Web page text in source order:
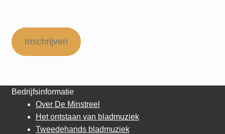
Inschrijven
Bedrijfsinformatie
Over De Minstreel
Het ontstaan van bladmuziek
Tweedehands bladmuziek